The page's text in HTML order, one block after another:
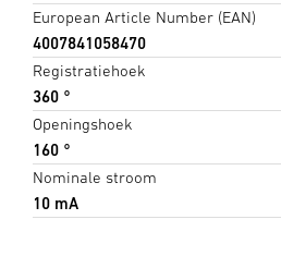
European Article Number (EAN)
4007841058470
Registratiehoek
360 °
Openingshoek
160 °
Nominale stroom
10 mA